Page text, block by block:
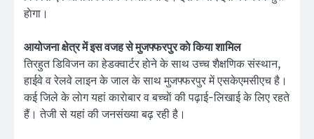
हाेगा।
आयोजना क्षेत्र में इस वजह से मुजफ्फरपुर काे किया शामिल
तिरहुत डिविजन का हेडक्वार्टर हाेने के साथ उच्च शैक्षणिक संस्थान,
हाईवे व रेलवे लाइन के जाल के साथ मुजफ्फरपुर में एसकेएमसीएच है।
कई जिले के लाेग यहां काराेबार व बच्चाें की पढ़ाई-लिखाई के लिए रहते
हैं। तेजी से यहां की जनसंख्या बढ़ रही है।